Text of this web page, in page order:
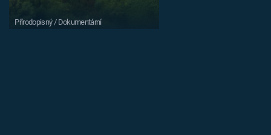
Přírodopisný / Dokumentární